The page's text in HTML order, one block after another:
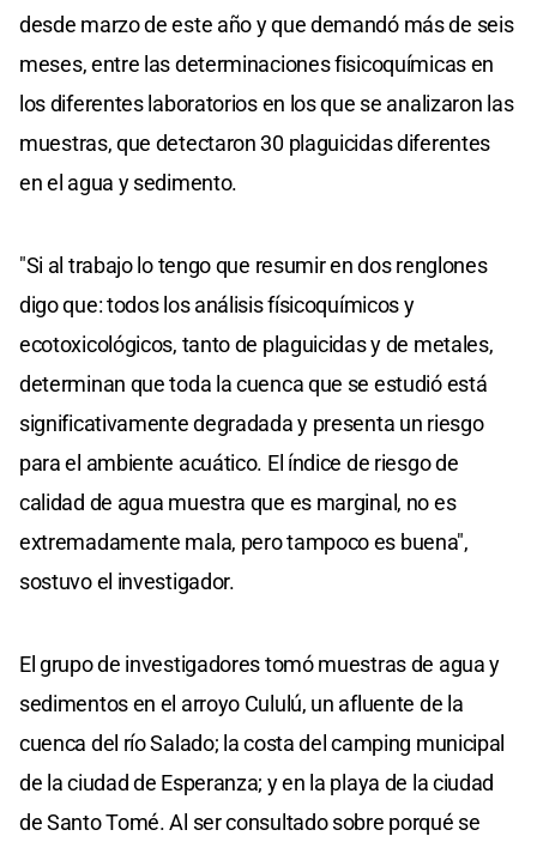
desde marzo de este año y que demandó más de seis
meses, entre las determinaciones fisicoquímicas en
los diferentes laboratorios en los que se analizaron las
muestras, que detectaron 30 plaguicidas diferentes
en el agua y sedimento.
"Si al trabajo lo tengo que resumir en dos renglones
digo que: todos los análisis físicoquímicos y
ecotoxicológicos, tanto de plaguicidas y de metales,
determinan que toda la cuenca que se estudió está
significativamente degradada y presenta un riesgo
para el ambiente acuático. El índice de riesgo de
calidad de agua muestra que es marginal, no es
extremadamente mala, pero tampoco es buena",
sostuvo el investigador.
El grupo de investigadores tomó muestras de agua y
sedimentos en el arroyo Cululú, un afluente de la
cuenca del río Salado; la costa del camping municipal
de la ciudad de Esperanza; y en la playa de la ciudad
de Santo Tomé. Al ser consultado sobre porqué se